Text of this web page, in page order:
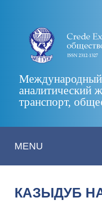
аналитический
транспорт,
MENU
КАЗЫДУБ